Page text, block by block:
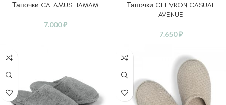
Тапочки CALAMUS HAMAM
7.000₽
Тапочки CHEVRON CASUAL
AVENUE
7.650₽